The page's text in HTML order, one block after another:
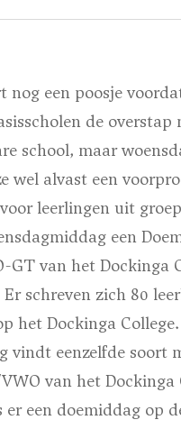
nog een poosje
de overstap
school, maar
wel alvast een
leerlingen uit
een
GT van het Dockinga
schreven zich 80
het Dockinga
vindt eenzelfde soort
van het Dockinga
er een doemiddag op